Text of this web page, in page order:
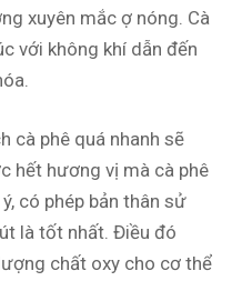
xuyên mắc ợ nóng. Cà
với không khí dẫn đến
cà phê quá nhanh sẽ
hết hương vị mà cà phê
có phép bản thân sử
là tốt nhất. Điều đó
chất oxy cho cơ thể